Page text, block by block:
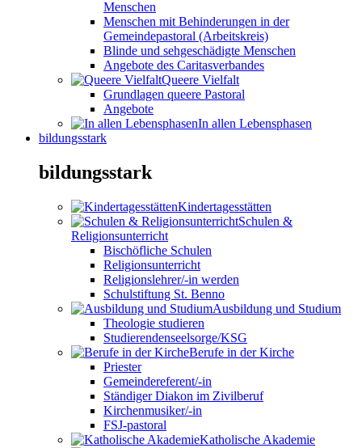
Menschen
Menschen mit Behinderungen in der
Gemeindepastoral (Arbeitskreis)
Blinde und sehgeschädigte Menschen
Angebote des Caritasverbandes
Queere Vielfalt
Grundlagen queere Pastoral
Angebote
In allen Lebensphasen
bildungsstark
bildungsstark
Kindertagesstätten
Schulen &
Religionsunterricht
Bischöfliche Schulen
Religionsunterricht
Religionslehrer/-in werden
Schulstiftung St. Benno
Ausbildung und Studium
Theologie studieren
Studierendenseelsorge/KSG
Berufe in der Kirche
Priester
Gemeindereferent/-in
Ständiger Diakon im Zivilberuf
Kirchenmusiker/-in
FSJ-pastoral
Katholische Akademie